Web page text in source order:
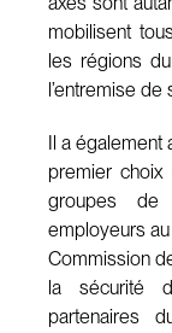
mobilisent
les régions
l’entremise
Il a
premier
groupes de
employeurs
Commission
la sécurité
partenaires